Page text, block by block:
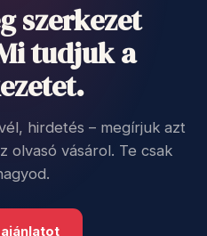
szerkezet
tudjuk a
hirdetés – megírjuk azt
olvasó vásárol. Te csak